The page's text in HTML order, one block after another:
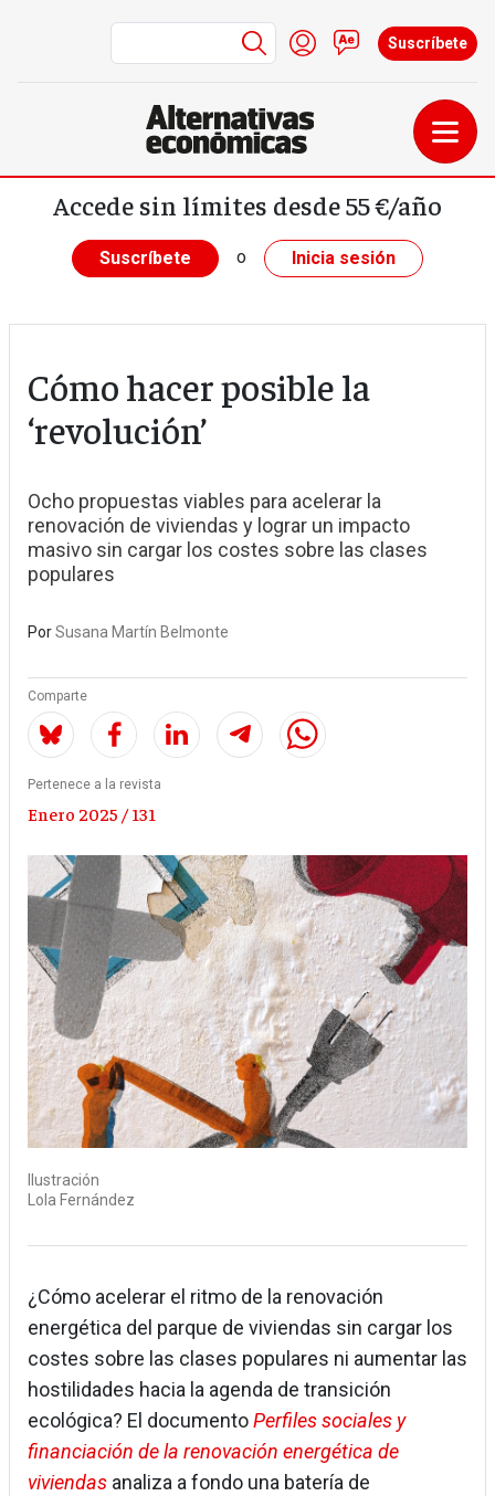
Pasar al contenido principal
Menú de cuenta de
Iniciar sesión
Contacto
Suscríbete
Accede sin límites desde 55 €/año
Suscríbete o Inicia sesión
Cómo hacer posible la
‘revolución’
Ocho propuestas viables para acelerar la
renovación de viviendas y lograr un impacto
masivo sin cargar los costes sobre las clases
populares
PorSusana Martín Belmonte
Comparte
Pertenece a la revista
Enero 2025 / 131
Ilustración
Lola Fernández
¿Cómo acelerar el ritmo de la renovación
energética del parque de viviendas sin cargar los
costes sobre las clases populares ni aumentar las
hostilidades hacia la agenda de transición
ecológica? El documentoPerfiles sociales y
financiación de la renovación energética de
viviendas analiza a fondo una batería de